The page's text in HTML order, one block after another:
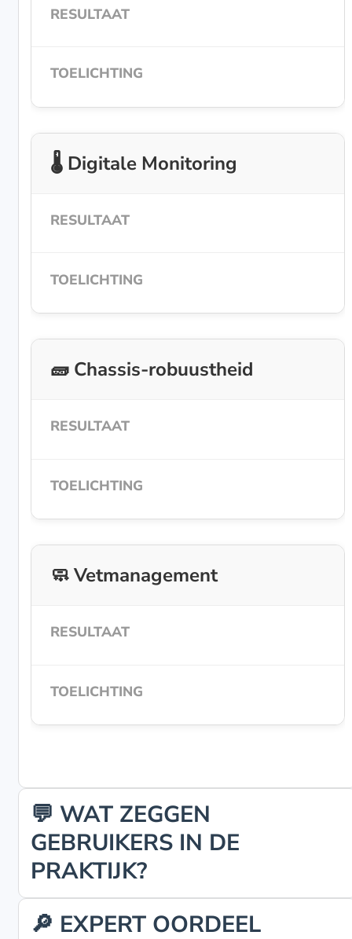
🌡️ Digitale Monitoring
🧱 Chassis-robuustheid
🧼 Vetmanagement
💬 WAT ZEGGEN
GEBRUIKERS IN DE
PRAKTIJK?
🔎 EXPERT OORDEEL